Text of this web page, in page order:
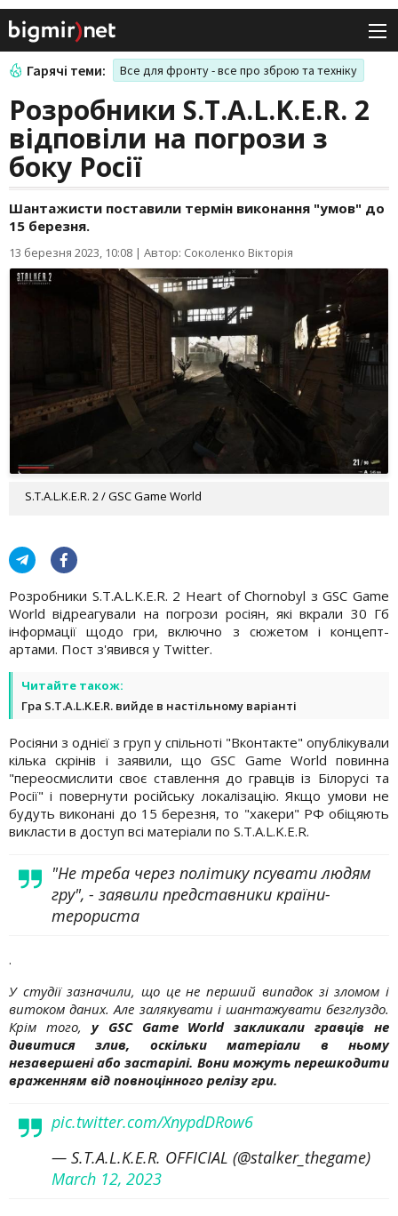
Гарячі теми: Все для фронту - все про зброю та техніку
Розробники S.T.A.L.K.E.R. 2
відповіли на погрози з
боку Росії
Шантажисти поставили термін виконання "умов" до
15 березня.
13 березня 2023, 10:08 | Автор: Соколенко Вікторія
S.T.A.L.K.E.R. 2 / GSC Game World
Розробники S.T.A.L.K.E.R. 2 Heart of Chornobyl з GSC Game
World відреагували на погрози росіян, які вкрали 30 Гб
інформації щодо гри, включно з сюжетом і концепт-
артами. Пост з'явився у Twitter.
Читайте також:
Гра S.T.A.L.K.E.R. вийде в настільному варіанті
Росіяни з однієї з груп у спільноті "Вконтакте" опублікували
кілька скрінів і заявили, що GSC Game World повинна
"переосмислити своє ставлення до гравців із Білорусі та
Росії" і повернути російську локалізацію. Якщо умови не
будуть виконані до 15 березня, то "хакери" РФ обіцяють
викласти в доступ всі матеріали по S.T.A.L.K.E.R.
"Не треба через політику псувати людям
гру", - заявили представники країни-
терориста
.
У студії зазначили, що це не перший випадок зі зломом і
витоком даних. Але залякувати і шантажувати безглуздо.
Крім того, у GSC Game World закликали гравців не
дивитися злив, оскільки матеріали в ньому
незавершені або застарілі. Вони можуть перешкодити
враженням від повноцінного релізу гри.
pic.twitter.com/XnypdDRow6
— S.T.A.L.K.E.R. OFFICIAL (@stalker_thegame)
March 12, 2023